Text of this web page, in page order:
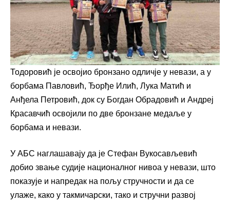
Тодоровић је освојио бронзано одличје у невази, а у
борбама Павловић, Ђорђе Илић, Лука Матић и
Анђела Петровић, док су Богдан Обрадовић и Андреј
Красавчић освојили по две бронзане медаље у
борбама и невази.
У АБС наглашавају да је Стефан Вукосављевић
добио звање судије националног нивоа у невази, што
показује и напредак на пољу стручности и да се
улаже, како у такмичарски, тако и стручни развој